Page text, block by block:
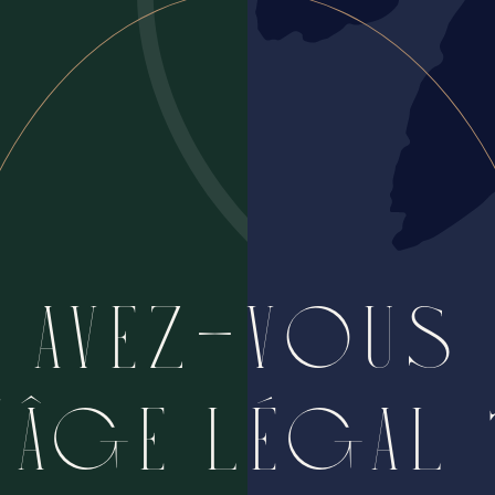
AVEZ-VOUS